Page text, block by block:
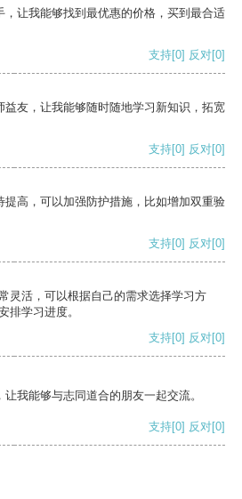
，让我能够找到最优惠的价格，买到最合适
支持[0] 反对[0]
益友，让我能够随时随地学习新知识，拓宽
支持[0] 反对[0]
提高，可以加强防护措施，比如增加双重验
支持[0] 反对[0]
灵活，可以根据自己的需求选择学习方
排学习进度。
支持[0] 反对[0]
我能够与志同道合的朋友一起交流。
支持[0] 反对[0]